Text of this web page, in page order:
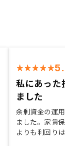
私にあった
ました
余剰資金の運
ました。家賃
よりも利回り